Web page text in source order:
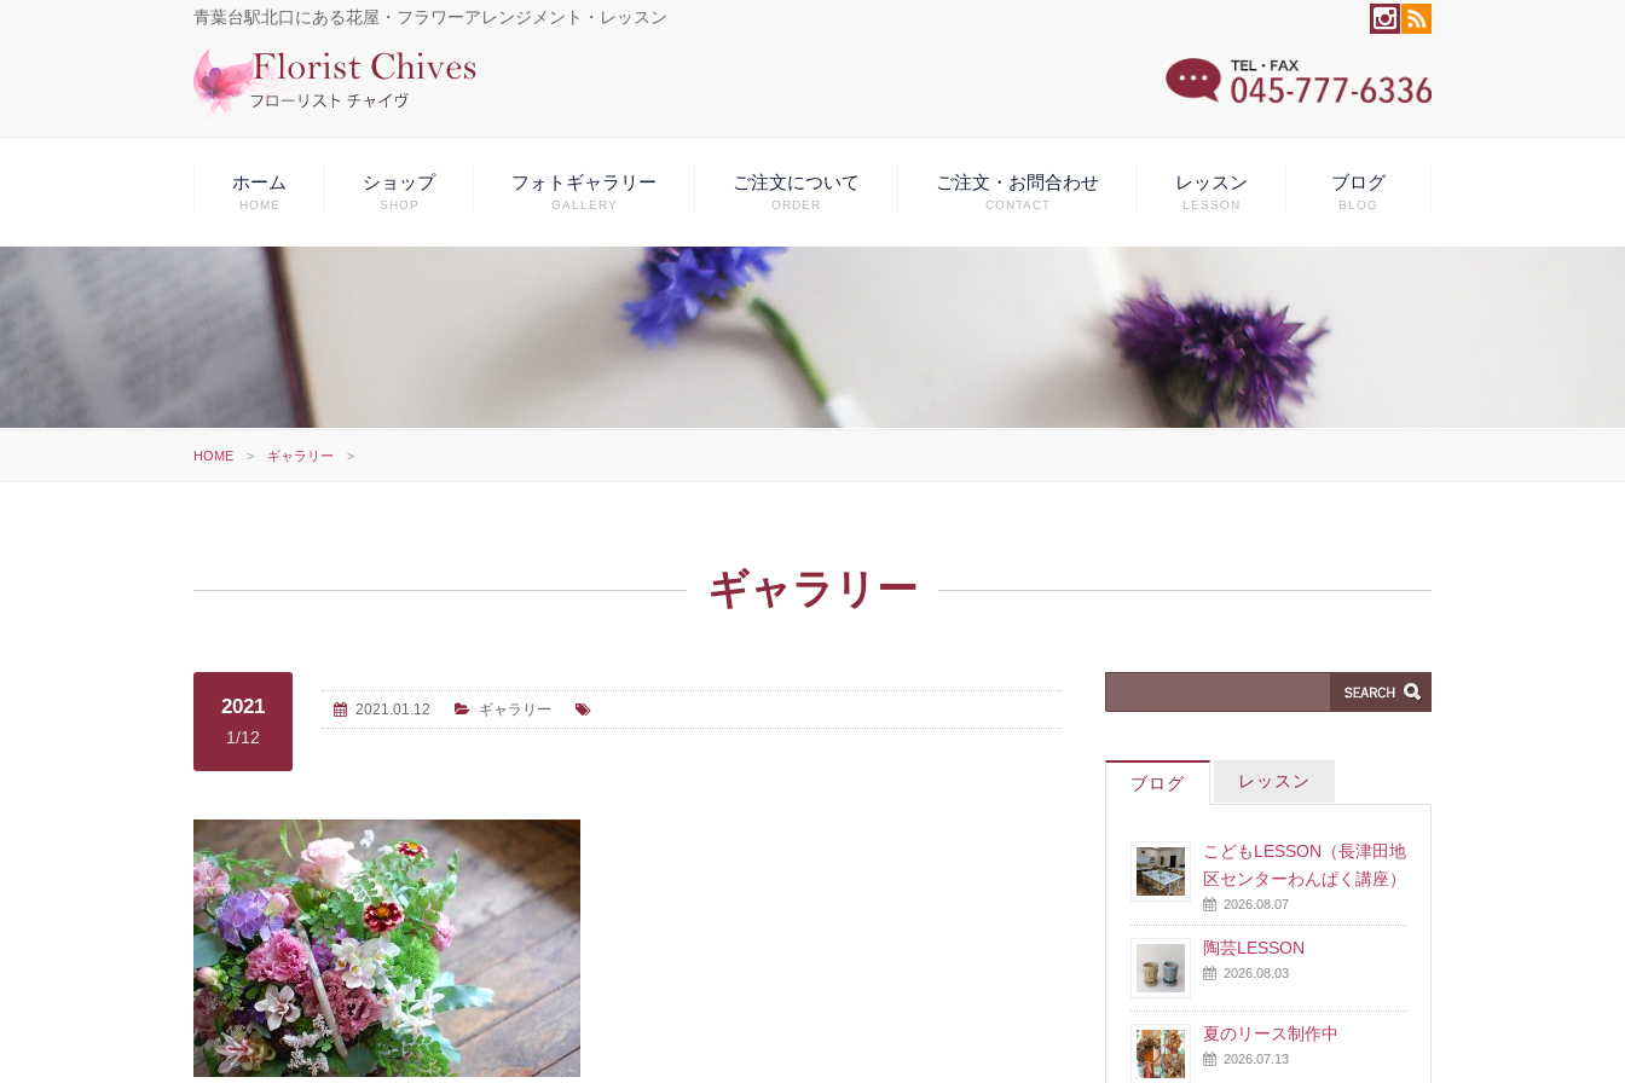
青葉台駅北口にある花屋・フラワーアレンジメント・レッスン
ホーム
HOME
ショップ
SHOP
フォトギャラリー
GALLERY
ご注文について
ORDER
ご注文・お問合わせ
CONTACT
レッスン
LESSON
ブログ
BLOG
HOME > ギャラリー >
ギャラリー
2021
1/12
2021.01.12 ギャラリー
ブログ レッスン
こどもLESSON（長津田地
区センターわんぱく講座）
2026.08.07
陶芸LESSON
2026.08.03
夏のリース制作中
2026.07.13